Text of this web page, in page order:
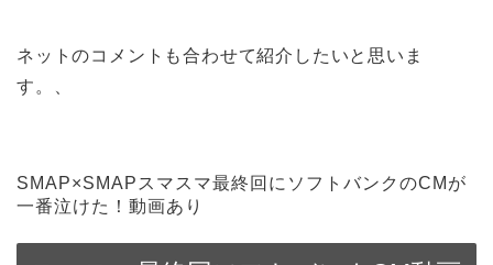
ネットのコメントも合わせて紹介したいと思いま
す。、
SMAP×SMAPスマスマ最終回にソフトバンクのCMが
一番泣けた！動画あり